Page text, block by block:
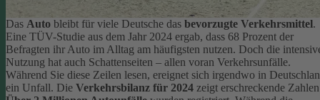
Das Auto bleibt für viele Deutsche das bevorzugte Verkehrsmittel.
Eine TÜV-Studie aus dem Jahr 2024 ergab, dass 68 Prozent der
Befragten ihr Auto im Alltag am häufigsten nutzen. Doch die
Nutzung hat auch Schattenseiten – allen voran Verkehrsunfälle.
Während Sie diese Zeilen lesen, ereignet sich irgendwo in
ein Unfall. Die Verkehrsbilanz für 2024 zeigt erschreckende